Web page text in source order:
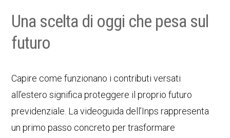
Una scelta di oggi che pesa sul
futuro
Capire come funzionano i contributi versati
all’estero significa proteggere il proprio futuro
previdenziale. La videoguida dell’Inps rappresenta
un primo passo concreto per trasformare